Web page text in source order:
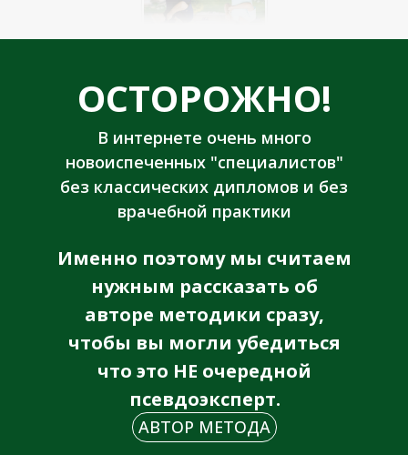
ОСТОРОЖНО!
В интернете очень много
новоиспеченных "специалистов"
без классических дипломов и без
врачебной практики
АВТОР МЕТОДА
Именно поэтому мы считаем
нужным рассказать об
авторе методики сразу,
чтобы вы могли убедиться
что это НЕ очередной
псевдоэксперт.